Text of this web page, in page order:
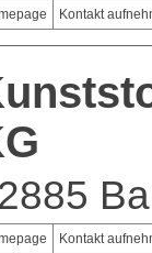
Kontakt
Kontakt